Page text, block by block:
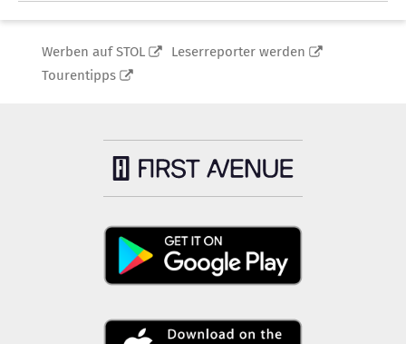
Werben auf STOL
Leserreporter werden
Tourentipps